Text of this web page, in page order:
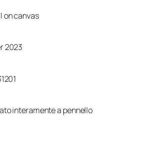
on canvas
2023
interamente a pennello